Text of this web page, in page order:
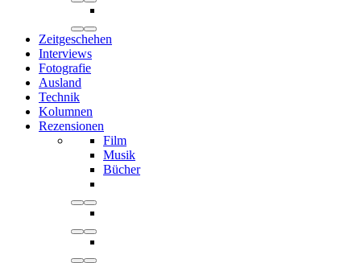
Zeitgeschehen
Interviews
Fotografie
Ausland
Technik
Kolumnen
Rezensionen
Film
Musik
Bücher